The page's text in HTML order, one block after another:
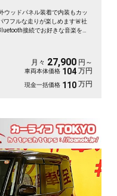
ウッドパネル装着で内装もカッ
ワフルな走りが楽しめます🚨社
接続でお好きな音楽を流
月々 27,900 円～
車両本体価格 104 万円
現金一括価格 110 万円